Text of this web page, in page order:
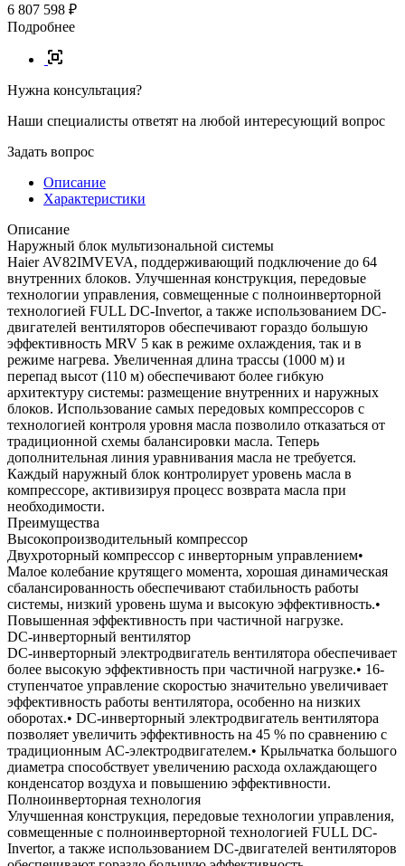
6 807 598 ₽
Подробнее
Нужна консультация?
Наши специалисты ответят на любой интересующий вопрос
Задать вопрос
Описание
Характеристики
Описание
Наружный блок мультизональной системы
Haier AV82IMVEVA, поддерживающий подключение до 64
внутренних блоков. Улучшенная конструкция, передовые
технологии управления, совмещенные с полноинверторной
технологией FULL DC-Invertor, а также использованием DC-
двигателей вентиляторов обеспечивают гораздо большую
эффективность MRV 5 как в режиме охлаждения, так и в
режиме нагрева. Увеличенная длина трассы (1000 м) и
перепад высот (110 м) обеспечивают более гибкую
архитектуру системы: размещение внутренних и наружных
блоков. Использование самых передовых компрессоров с
технологией контроля уровня масла позволило отказаться от
традиционной схемы балансировки масла. Теперь
дополнительная линия уравнивания масла не требуется.
Каждый наружный блок контролирует уровень масла в
компрессоре, активизируя процесс возврата масла при
необходимости.
Преимущества
Высокопроизводительный компрессор
Двухроторный компрессор с инверторным управлением•
Малое колебание крутящего момента, хорошая динамическая
сбалансированность обеспечивают стабильность работы
системы, низкий уровень шума и высокую эффективность.•
Повышенная эффективность при частичной нагрузке.
DC-инверторный вентилятор
DC-инверторный электродвигатель вентилятора обеспечивает
более высокую эффективность при частичной нагрузке.• 16-
ступенчатое управление скоростью значительно увеличивает
эффективность работы вентилятора, особенно на низких
оборотах.• DC-инверторный электродвигатель вентилятора
позволяет увеличить эффективность на 45 % по сравнению с
традиционным АС-электродвигателем.• Крыльчатка большого
диаметра способствует увеличению расхода охлаждающего
конденсатор воздуха и повышению эффективности.
Полноинверторная технология
Улучшенная конструкция, передовые технологии управления,
совмещенные с полноинверторной технологией FULL DC-
Invertor, а также использованием DC-двигателей вентиляторов